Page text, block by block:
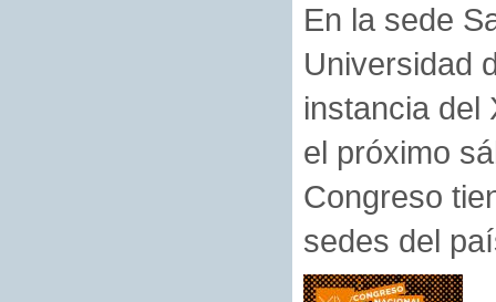
En la sede
Universidad
instancia del
el próximo
Congreso
sedes del